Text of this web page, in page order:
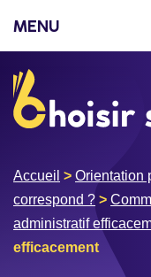
MENU
Accueil > Orientation
correspond ? >
administratif
efficacement